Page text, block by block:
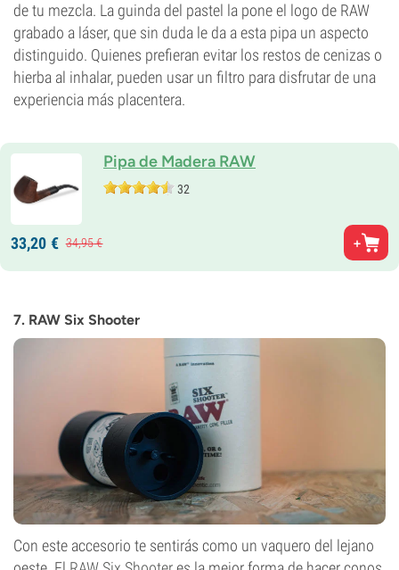
de tu mezcla. La guinda del pastel la pone el logo de RAW
grabado a láser, que sin duda le da a esta pipa un aspecto
distinguido. Quienes prefieran evitar los restos de cenizas o
hierba al inhalar, pueden usar un filtro para disfrutar de una
experiencia más placentera.
Pipa de Madera RAW
32
33,20 € 34,95€
7. RAW Six Shooter
Con este accesorio te sentirás como un vaquero del lejano